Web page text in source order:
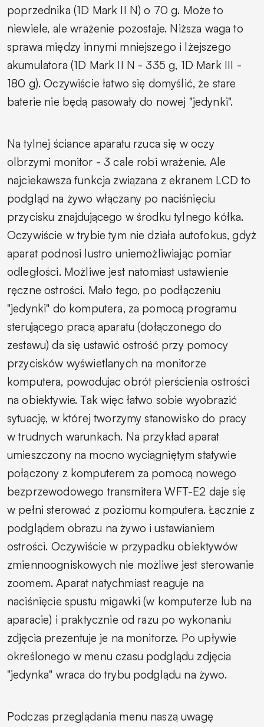
poprzednika (1D Mark II N) o 70 g. Może to
niewiele, ale wrażenie pozostaje. Niższa waga to
sprawa między innymi mniejszego i lżejszego
akumulatora (1D Mark II N - 335 g, 1D Mark III -
180 g). Oczywiście łatwo się domyślić, że stare
baterie nie będą pasowały do nowej "jedynki".
Na tylnej ściance aparatu rzuca się w oczy
olbrzymi monitor - 3 cale robi wrażenie. Ale
najciekawsza funkcja związana z ekranem LCD to
podgląd na żywo włączany po naciśnięciu
przycisku znajdującego w środku tylnego kółka.
Oczywiście w trybie tym nie działa autofokus, gdyż
aparat podnosi lustro uniemożliwiając pomiar
odległości. Możliwe jest natomiast ustawienie
ręczne ostrości. Mało tego, po podłączeniu
"jedynki" do komputera, za pomocą programu
sterującego pracą aparatu (dołączonego do
zestawu) da się ustawić ostrość przy pomocy
przycisków wyświetlanych na monitorze
komputera, powodujac obrót pierścienia ostrości
na obiektywie. Tak więc łatwo sobie wyobrazić
sytuację, w której tworzymy stanowisko do pracy
w trudnych warunkach. Na przykład aparat
umieszczony na mocno wyciągniętym statywie
połączony z komputerem za pomocą nowego
bezprzewodowego transmitera WFT-E2 daje się
w pełni sterować z poziomu komputera. Łącznie z
podglądem obrazu na żywo i ustawianiem
ostrości. Oczywiście w przypadku obiektywów
zmiennoogniskowych nie możliwe jest sterowanie
zoomem. Aparat natychmiast reaguje na
naciśnięcie spustu migawki (w komputerze lub na
aparacie) i praktycznie od razu po wykonaniu
zdjęcia prezentuje je na monitorze. Po upływie
określonego w menu czasu podglądu zdjęcia
"jedynka" wraca do trybu podglądu na żywo.
Podczas przeglądania menu naszą uwagę